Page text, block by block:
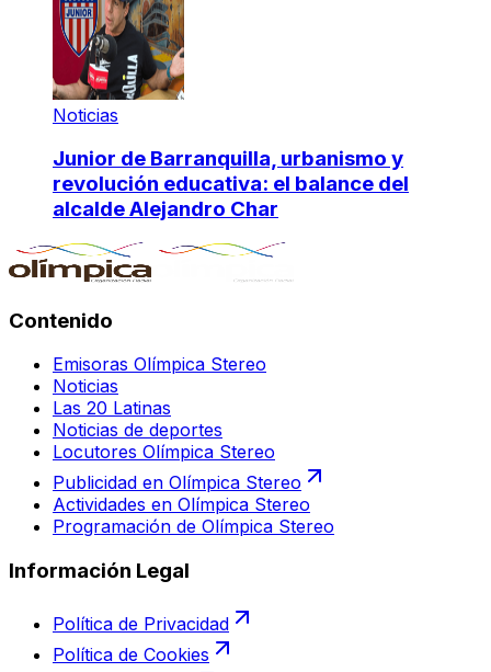
Noticias
Junior de Barranquilla, urbanismo y
revolución educativa: el balance del
alcalde Alejandro Char
Contenido
Emisoras Olímpica Stereo
Noticias
Las 20 Latinas
Noticias de deportes
Locutores Olímpica Stereo
Publicidad en Olímpica Stereo
Actividades en Olímpica Stereo
Programación de Olímpica Stereo
Información Legal
Política de Privacidad
Política de Cookies